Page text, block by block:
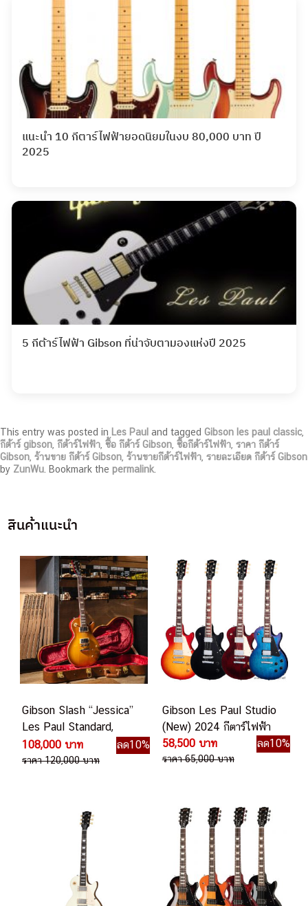
แนะนำ 10 กีตาร์ไฟฟ้ายอดนิยมในงบ 80,000 บาท ปี
2025
5 กีต้าร์ไฟฟ้า Gibson ที่น่าจับตามองแห่งปี 2025
This entry was posted in Les Paul and tagged Gibson les paul classic
กีต้าร์ gibson กีต้าร์ไฟฟ้า ซื้อ กีต้าร์ Gibson ซื้อกีต้าร์ไฟฟ้า ราคา กีต้าร์
Gibson ร้านขาย กีต้าร์ Gibson ร้านขายกีต้าร์ไฟฟ้า รายละเอียด กีต้าร์ Gibson
by ZunWu . Bookmark the permalink
สินค้าแนะนำ
Gibson Slash “Jessica”
Les Paul Standard,
Honey Burst with Red
Back กีตาร์ไฟฟ้า
108,000 บาท ลด10%
ราคา 120,000 บาท
Gibson Les Paul Studio
(New) 2024 กีตาร์ไฟฟ้า
58,500 บาท
ลด10%
ราคา 65,000 บาท